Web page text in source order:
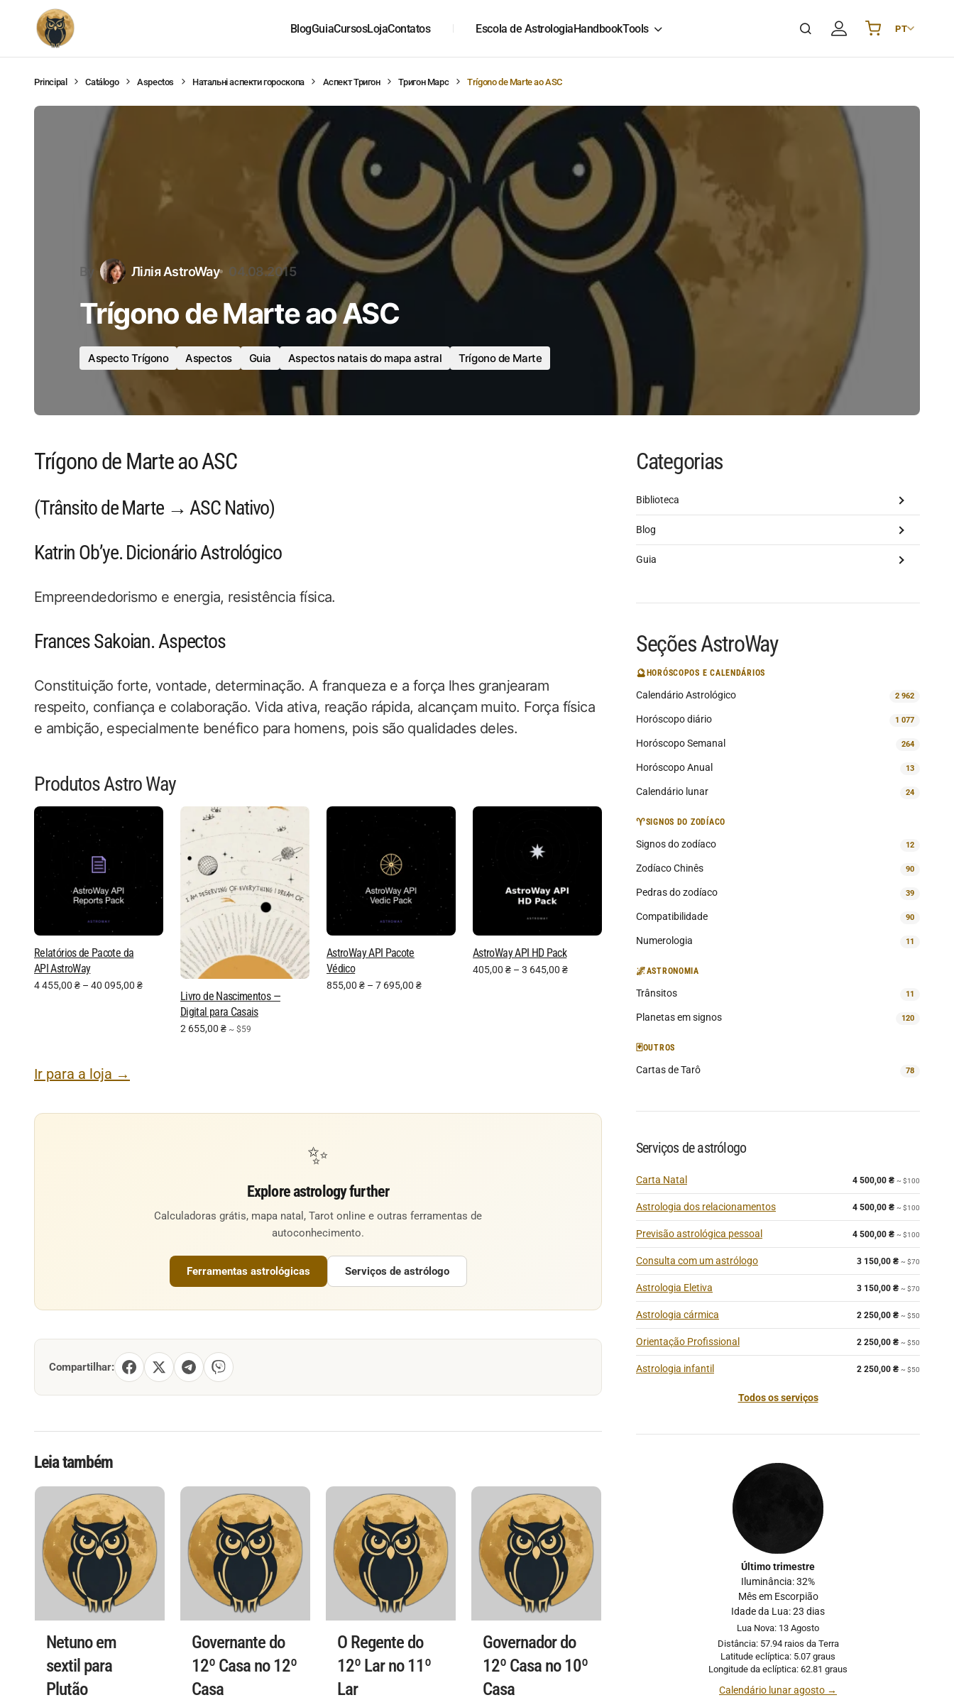
BlogGuiaCursosLojaContatos Escola de AstrologiaHandbookTools PT
UA Українська
Principal Catálogo Aspectos Натальні аспекти гороскопа Аспект Тригон Тригон Марс Trígono de Marte ao ASC
By Лілія AstroWay 04.08.2015
Trígono de Marte ao ASC
Aspecto Trígono Aspectos Guia Aspectos natais do mapa astral Trígono de Marte
Trígono de Marte ao ASC
(Trânsito de Marte → ASC Nativo)
Katrin Ob’ye. Dicionário Astrológico
Empreendedorismo e energia, resistência física.
Frances Sakoian. Aspectos
Constituição forte, vontade, determinação. A franqueza e a força lhes granjearam
respeito, confiança e colaboração. Vida ativa, reação rápida, alcançam muito. Força física
e ambição, especialmente benéfico para homens, pois são qualidades deles.
Produtos Astro Way
Relatórios de Pacote da
API AstroWay
4 455,00 ₴ – 40 095,00 ₴
Livro de Nascimentos —
Digital para Casais
2 655,00 ₴ ~ $59
AstroWay API Pacote
Védico
855,00 ₴ – 7 695,00 ₴
AstroWay API HD Pack
405,00 ₴ – 3 645,00 ₴
Ir para a loja →
✨
Explore astrology further
Calculadoras grátis, mapa natal, Tarot online e outras ferramentas de
autoconhecimento.
Ferramentas astrológicas Serviços de astrólogo
Compartilhar:
Leia também
Netuno em
sextil para
Plutão
Governante do
12º Casa no 12º
Casa
O Regente do
12º Lar no 11º
Lar
Governador do
12º Casa no 10º
Casa
Categorias
Biblioteca
Blog
Guia
Seções AstroWay
🔮HORÓSCOPOS E CALENDÁRIOS
Calendário Astrológico 2 962
Horóscopo diário 1 077
Horóscopo Semanal 264
Horóscopo Anual 13
Calendário lunar 24
♈SIGNOS DO ZODÍACO
Signos do zodíaco 12
Zodíaco Chinês 90
Pedras do zodíaco 39
Compatibilidade 90
Numerologia 11
🌌ASTRONOMIA
Trânsitos 11
Planetas em signos 120
🃏OUTROS
Cartas de Tarô 78
Serviços de astrólogo
Carta Natal 4 500,00 ₴ ~ $100
Astrologia dos relacionamentos 4 500,00 ₴ ~ $100
Previsão astrológica pessoal 4 500,00 ₴ ~ $100
Consulta com um astrólogo 3 150,00 ₴ ~ $70
Astrologia Eletiva 3 150,00 ₴ ~ $70
Astrologia cármica 2 250,00 ₴ ~ $50
Orientação Profissional 2 250,00 ₴ ~ $50
Astrologia infantil 2 250,00 ₴ ~ $50
Todos os serviços
Último trimestre
Iluminância: 32%
Mês em Escorpião
Idade da Lua: 23 dias
Lua Nova: 13 Agosto
Distância: 57.94 raios da Terra
Latitude eclíptica: 5.07 graus
Longitude da eclíptica: 62.81 graus
Calendário lunar agosto →